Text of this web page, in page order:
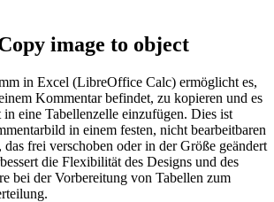
image to object
in Excel (LibreOffice Calc) ermöglicht es,
Kommentar befindet, zu kopieren und es
eine Tabellenzelle einzufügen. Dies ist
in einem festen, nicht bearbeitbaren
das frei verschoben oder in der Größe geändert
die Flexibilität des Designs und des
bei der Vorbereitung von Tabellen zum